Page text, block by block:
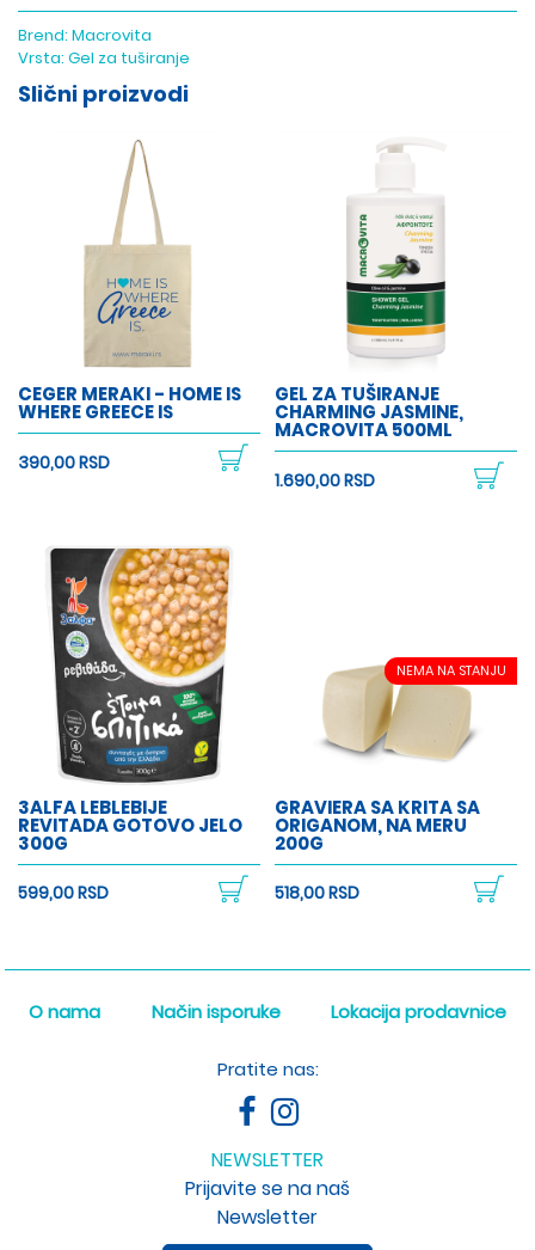
Brend:Macrovita
Vrsta:Gel za tuširanje
Slični proizvodi
CEGER MERAKI - HOME IS
WHERE GREECE IS
390,00 RSD
GEL ZA TUŠIRANJE
CHARMING JASMINE,
MACROVITA 500ML
1.690,00 RSD
3ALFA LEBLEBIJE
REVITADA GOTOVO JELO
300G
599,00 RSD
NEMA NA STANJU
GRAVIERA SA KRITA SA
ORIGANOM, NA MERU
200G
518,00 RSD
O nama Način isporuke Lokacija prodavnice
Pratite nas:
NEWSLETTER
Prijavite se na naš
Newsletter